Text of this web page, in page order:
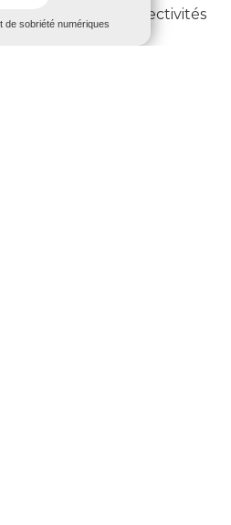
vingtaine de collectivités